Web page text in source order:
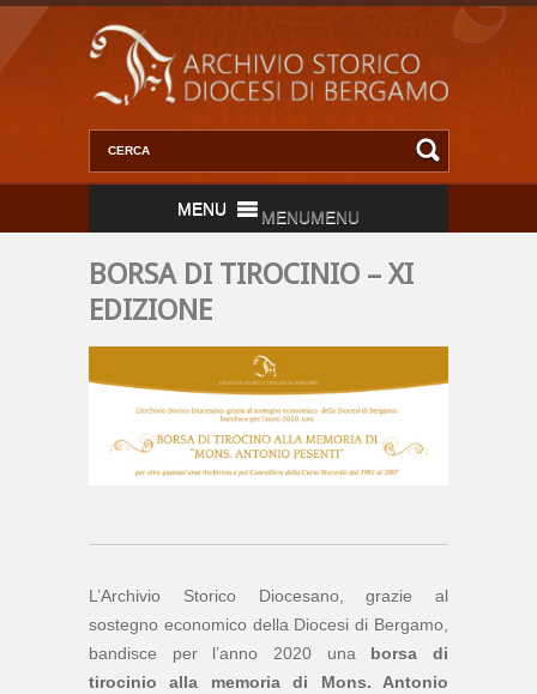
MENUMENU
BORSA DI TIROCINIO – XI
EDIZIONE
L’Archivio Storico Diocesano, grazie al
sostegno economico della Diocesi di Bergamo,
bandisce per l’anno 2020 una borsa di
tirocinio alla memoria di Mons. Antonio